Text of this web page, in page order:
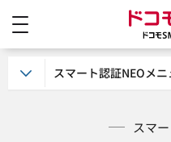
スマ
スマート認証NEOメニ